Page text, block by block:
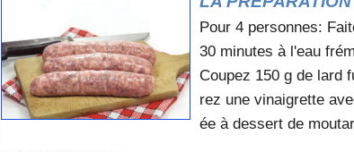
SALADE AU JAMBON
SALADE AU LARD
SALADE AU YAOURT
SALADE AUX BROCOLIS
SALADE AUX CREVETTES
Pour 4 personnes:
30 minutes à l'eau
Coupez 150 g de lard
rez une vinaigrette
ée à dessert de